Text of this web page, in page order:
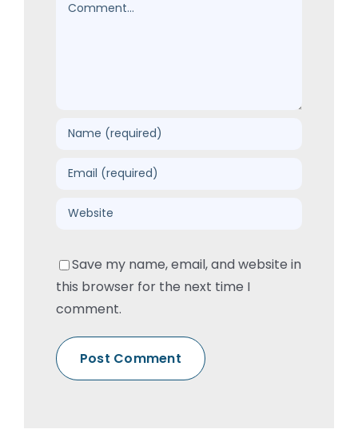
Save my name, email, and website in
this browser for the next time I
comment.